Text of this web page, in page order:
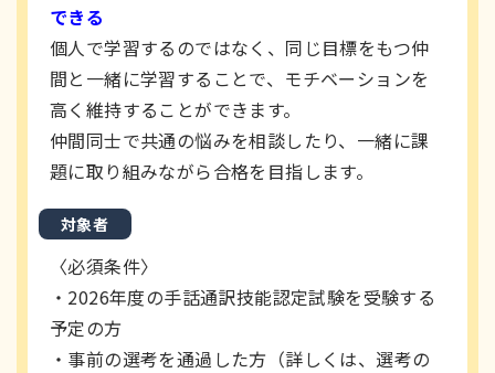
できる
個人で学習するのではなく、同じ目標をもつ仲
間と一緒に学習することで、モチベーションを
高く維持することができます。
仲間同士で共通の悩みを相談したり、一緒に課
題に取り組みながら合格を目指します。
対象者
〈必須条件〉
・2026年度の手話通訳技能認定試験を受験する
予定の方
・事前の選考を通過した方（詳しくは、選考の